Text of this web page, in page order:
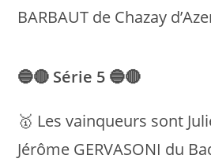
BARBAUT de Chazay
🔵🔴 Série 5 🔵🔴
🥇 Les vainqueurs sont
Jérôme GERVASONI du